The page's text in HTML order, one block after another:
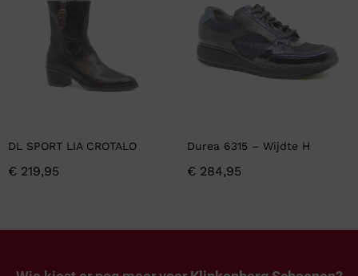
DL SPORT LIA CROTALO
€ 219,95
Durea 6315 – Wijdte H
€ 284,95